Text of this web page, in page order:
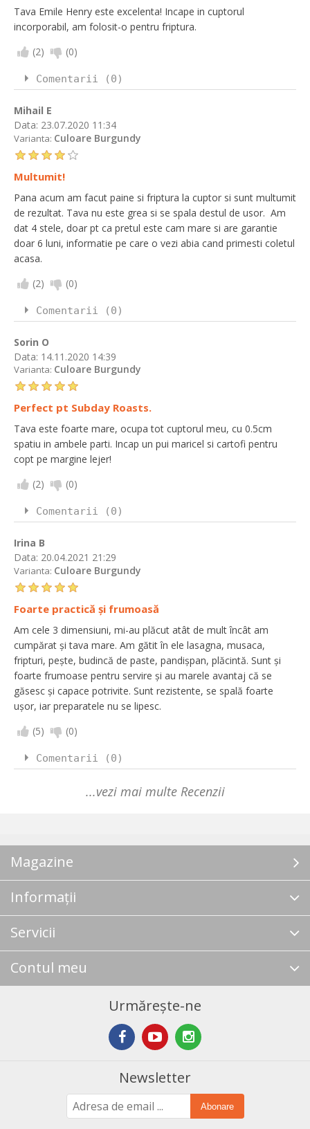
Tava Emile Henry este excelenta! Incape in cuptorul
incorporabil, am folosit-o pentru friptura.
(2) (0)
Comentarii (0)
Mihail E
Data: 23.07.2020 11:34
Varianta: Culoare Burgundy
Multumit!
Pana acum am facut paine si friptura la cuptor si sunt multumit
de rezultat. Tava nu este grea si se spala destul de usor. Am
dat 4 stele, doar pt ca pretul este cam mare si are garantie
doar 6 luni, informatie pe care o vezi abia cand primesti coletul
acasa.
(2) (0)
Comentarii (0)
Sorin O
Data: 14.11.2020 14:39
Varianta: Culoare Burgundy
Perfect pt Subday Roasts.
Tava este foarte mare, ocupa tot cuptorul meu, cu 0.5cm
spatiu in ambele parti. Incap un pui maricel si cartofi pentru
copt pe margine lejer!
(2) (0)
Comentarii (0)
Irina B
Data: 20.04.2021 21:29
Varianta: Culoare Burgundy
Foarte practică și frumoasă
Am cele 3 dimensiuni, mi-au plăcut atât de mult încât am
cumpărat și tava mare. Am gătit în ele lasagna, musaca,
fripturi, pește, budincă de paste, pandișpan, plăcintă. Sunt și
foarte frumoase pentru servire și au marele avantaj că se
găsesc și capace potrivite. Sunt rezistente, se spală foarte
ușor, iar preparatele nu se lipesc.
(5) (0)
Comentarii (0)
...vezi mai multe Recenzii
Magazine
Informații
Servicii
Contul meu
Urmărește-ne
Newsletter
Abonare